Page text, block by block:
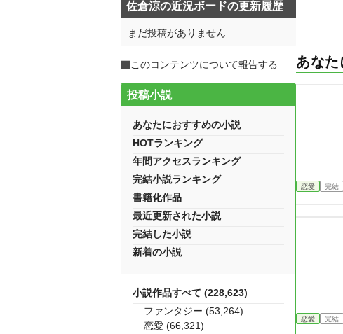
あな
恋愛 完結
恋愛 完結
佐倉涼の近況ボードの更新履歴
まだ投稿がありません
このコンテンツについて報告する
投稿小説
あなたにおすすめの小説
HOTランキング
年間アクセスランキング
完結小説ランキング
書籍化作品
最近更新された小説
完結した小説
新着の小説
小説作品すべて (228,623)
ファンタジー (53,264)
恋愛 (66,321)